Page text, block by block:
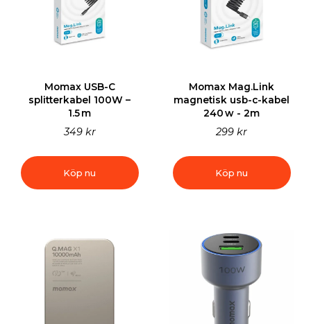
Momax USB-C
splitterkabel 100W –
1.5 m
349 kr
Köp nu
Momax Mag.Link
magnetisk usb-c-kabel
240 w - 2m
299 kr
Köp nu